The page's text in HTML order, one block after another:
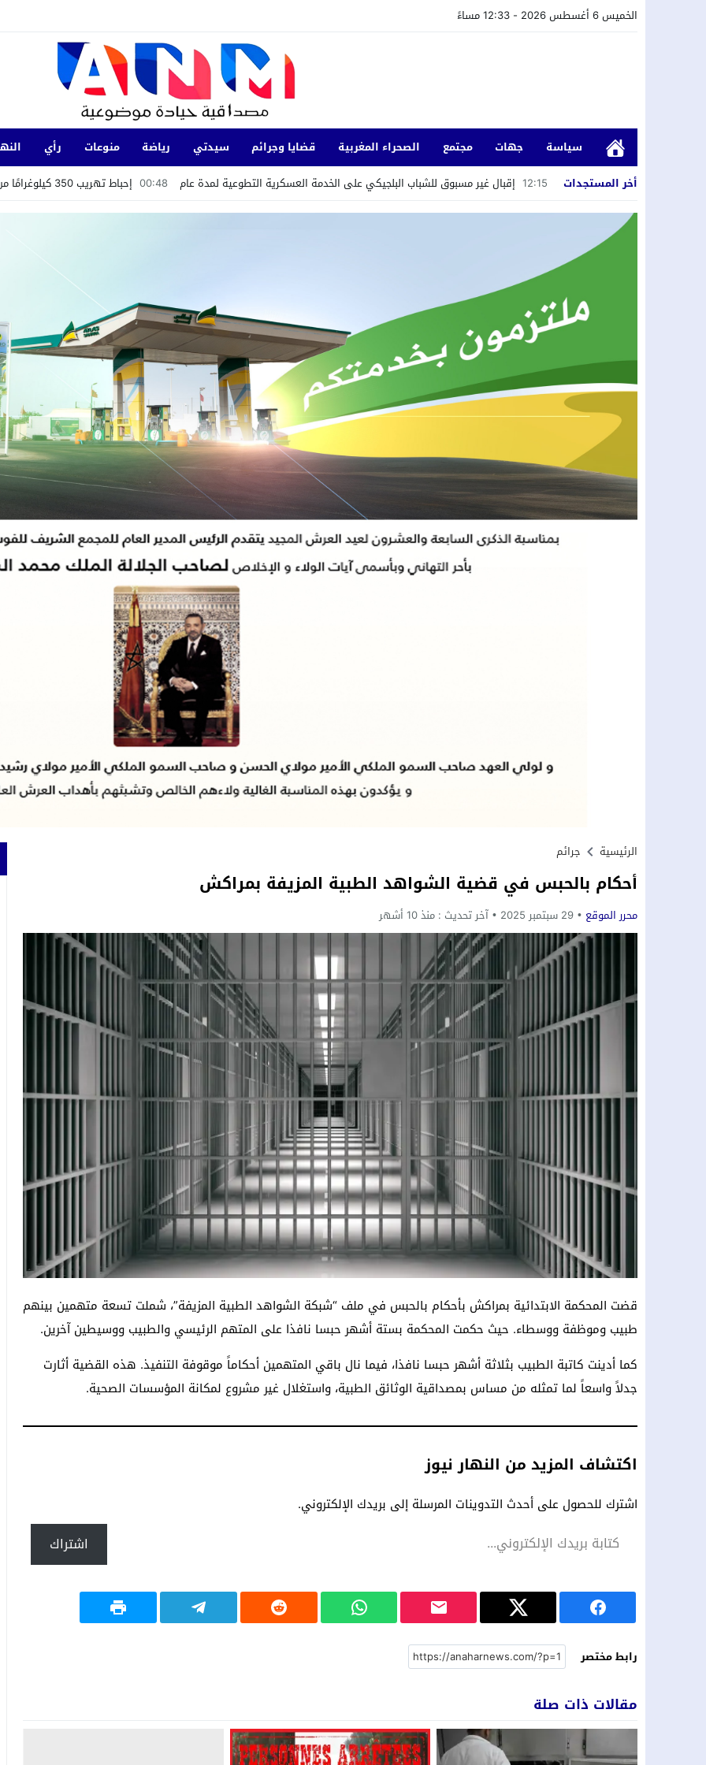
الخميس 6 أغسطس 2026 - 12:33 مساءً
سياسة جهات مجتمع الصحراء المغربية قضايا وجرائم سيدتي رياضة منوعات رأي
أخر المستجدات
12:15 إقبال غير مسبوق للشباب البلجيكي على الخدمة العسكرية التطوعية لمدة عام 00:48 إحباط تهريب 350 كيلوغرامًا من الشيرا بميناء طنجة المتوسط
21:53 فيديو يوثق ابتزاز سائحين يطيح بمشتبه فيه في المدينة العتيقة بمراكش
16:27 من حماية السيادة في معركة وادي المخازن إلى بناء السيادة الاستراتيجية: المغرب ورهان الحاضر والمستقبل
15:23 بسبب تدهور الأوضاع المهنية والاجتماعية والطرد والتسريح.. حراس الأمن الخاص يحتجون أمام وزارة الصحة.
الطريقة القادرية البودشيشية تحيي الذكرى الأولى لانتقال القطب الرباني مولاي جمال الدين القادري البودشيشي
14:34 الداخلة: توقيف شخص مبحوث عنه وطنيا بموجب عدة مذكرات بحث.
​”جريمة في حق التاريخ والذاكرة.. جماعة وادي زم تستنكر حريق ‘مقبرة الشهداء’ وتطالب بفتح تحقيق عاجل”
13:56 دخول أزيد من 2,7 مليون من مغاربة العالم منذ انطلاق عملية “مرحبا 2026”.
الرئيسية جرائم
أحكام بالحبس في قضية الشواهد الطبية المزيفة بمراكش
محرر الموقع 29 سبتمبر 2025 آخر تحديث : منذ 10 أشهر
قضت المحكمة الابتدائية بمراكش بأحكام بالحبس في ملف “شبكة الشواهد الطبية المزيفة”، شملت تسعة متهمين بينهم
طبيب وموظفة ووسطاء. حيث حكمت المحكمة بستة أشهر حبسا نافذا على المتهم الرئيسي والطبيب ووسيطين آخرين.
كما أدينت كاتبة الطبيب بثلاثة أشهر حبسا نافذا، فيما نال باقي المتهمين أحكاماً موقوفة التنفيذ. هذه القضية أثارت
جدلاً واسعاً لما تمثله من مساس بمصداقية الوثائق الطبية، واستغلال غير مشروع لمكانة المؤسسات الصحية.
اكتشاف المزيد من النهار نيوز
اشترك للحصول على أحدث التدوينات المرسلة إلى بريدك الإلكتروني.
اشتراك
رابط مختصر
مقالات ذات صلة